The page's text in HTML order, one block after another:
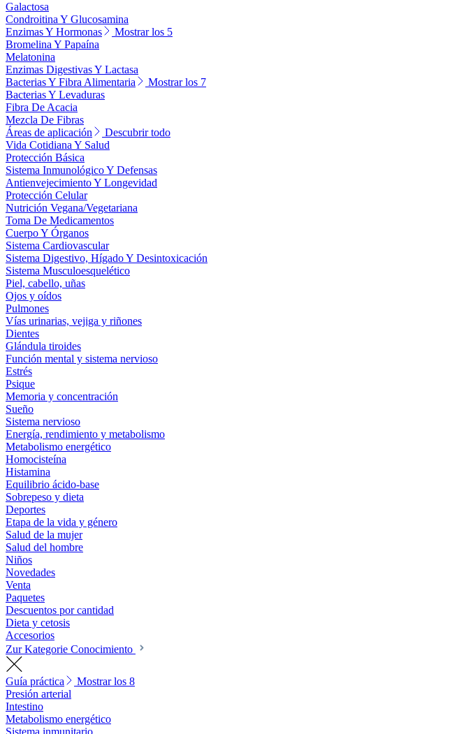
Galactosa
Condroitina Y Glucosamina
Enzimas Y Hormonas
Mostrar los 5
Bromelina Y Papaína
Melatonina
Enzimas Digestivas Y Lactasa
Bacterias Y Fibra Alimentaria
Mostrar los 7
Bacterias Y Levaduras
Fibra De Acacia
Mezcla De Fibras
Áreas de aplicación
Descubrir todo
Vida Cotidiana Y Salud
Protección Básica
Sistema Inmunológico Y Defensas
Antienvejecimiento Y Longevidad
Protección Celular
Nutrición Vegana/Vegetariana
Toma De Medicamentos
Cuerpo Y Órganos
Sistema Cardiovascular
Sistema Digestivo, Hígado Y Desintoxicación
Sistema Musculoesquelético
Piel, cabello, uñas
Ojos y oídos
Pulmones
Vías urinarias, vejiga y riñones
Dientes
Glándula tiroides
Función mental y sistema nervioso
Estrés
Psique
Memoria y concentración
Sueño
Sistema nervioso
Energía, rendimiento y metabolismo
Metabolismo energético
Homocisteína
Histamina
Equilibrio ácido-base
Sobrepeso y dieta
Deportes
Etapa de la vida y género
Salud de la mujer
Salud del hombre
Niños
Novedades
Venta
Paquetes
Descuentos por cantidad
Dieta y cetosis
Accesorios
Zur Kategorie Conocimiento
Guía práctica
Mostrar los 8
Presión arterial
Intestino
Metabolismo energético